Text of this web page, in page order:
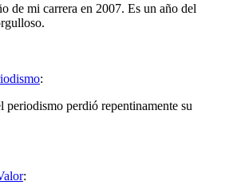
de mi carrera en 2007. Es un año del
:
periodismo perdió repentinamente su
: